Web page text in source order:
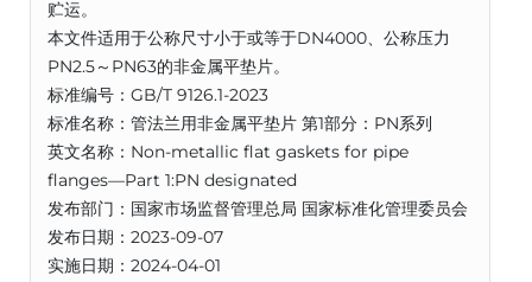
贮运。
本文件适用于公称尺寸小于或等于DN4000、公称压力
PN2.5～PN63的非金属平垫片。
标准编号：GB/T 9126.1-2023
标准名称：管法兰用非金属平垫片 第1部分：PN系列
英文名称：Non-metallic flat gaskets for pipe
flanges—Part 1:PN designated
发布部门：国家市场监督管理总局 国家标准化管理委员会
发布日期：2023-09-07
实施日期：2024-04-01